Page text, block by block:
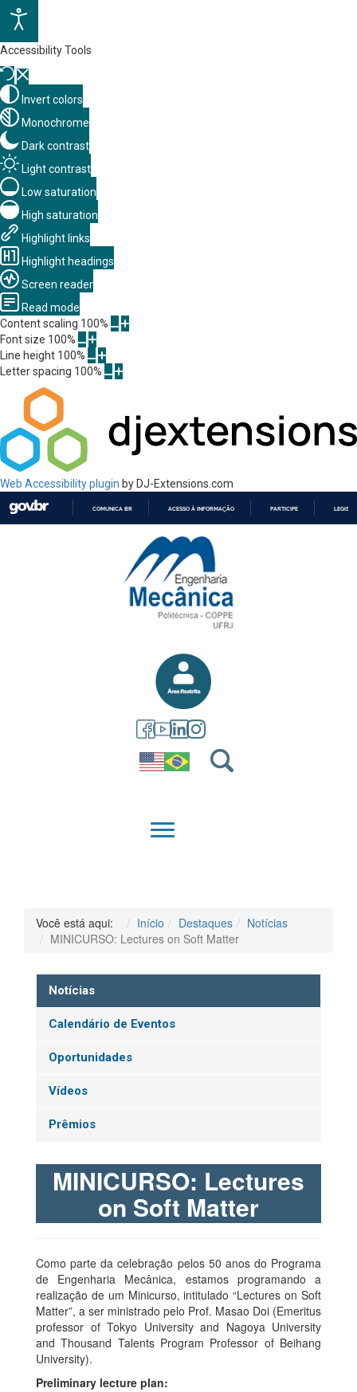
Accessibility Tools
Invert colors
Monochrome
Dark contrast
Light contrast
Low saturation
High saturation
Highlight links
Highlight headings
Screen reader
Read mode
Content scaling 100%
Font size 100%
Line height 100%
Letter spacing 100%
Web Accessibility plugin by DJ-Extensions.com
PARA
CONTEÚDO
COMUNICA BR ACESSO À INFORMAÇÃO PARTICIPE
QUEM SOMOS
Você está aqui: Início Destaques
Notícias
MINICURSO: Lectures on Soft Matter
Notícias
Calendário de Eventos
Oportunidades
Vídeos
Prêmios
MINICURSO: Lectures
on Soft Matter
Como parte da celebração pelos 50 anos do Programa
de Engenharia Mecânica, estamos programando a
realização de um Minicurso, intitulado “Lectures on Soft
Matter”, a ser ministrado pelo Prof. Masao Doi (Emeritus
professor of Tokyo University and Nagoya University
and Thousand Talents Program Professor of Beihang
University).
Preliminary lecture plan: